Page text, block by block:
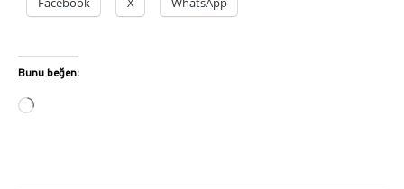
Bunu beğen:
Yükleniyor...